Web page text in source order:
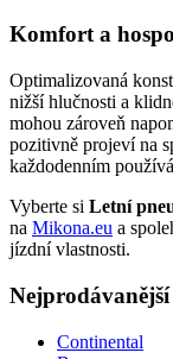
Komfort a
Optimalizovaná
nižší hlučnosti a
mohou zároveň
pozitivně projeví na
každodenním
Vyberte si Letní
na Mikona.eu a
jízdní vlastnosti.
Continental